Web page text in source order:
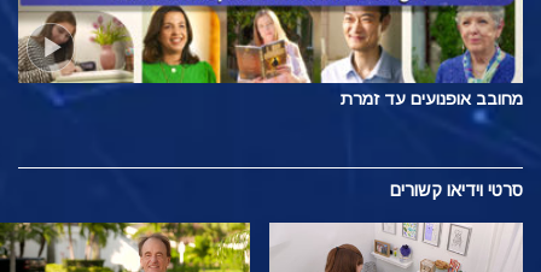
מחובב אופנועים עד זמרת
סרטי וידיאו קשורים